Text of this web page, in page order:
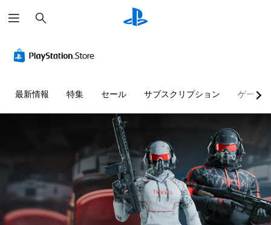
索
最新情報 特集 セール サブスクリプション ゲーム